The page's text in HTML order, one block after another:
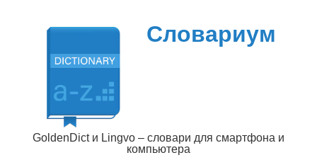
содержимому
Словариум
GoldenDict и Lingvo – словари для смартфона и
компьютера